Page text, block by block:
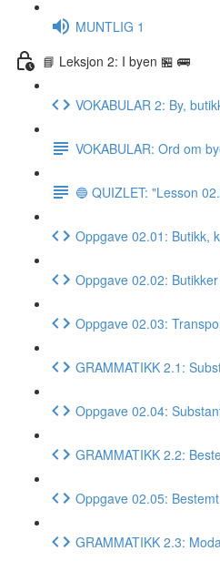
MUNTLIG 1
📘 Leksjon 2: I byen 🏪 🚌
VOKABULAR 2: By,
VOKABULAR: Ord om
🔵 QUIZLET: "Lesson
Oppgave 02.01: Butikk,
Oppgave 02.02:
Oppgave 02.03:
GRAMMATIKK 2.1:
Oppgave 02.04:
GRAMMATIKK 2.2:
Oppgave 02.05:
GRAMMATIKK 2.3: